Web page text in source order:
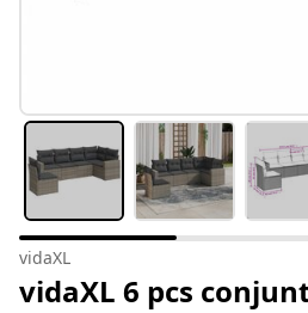
vidaXL
vidaXL 6 pcs